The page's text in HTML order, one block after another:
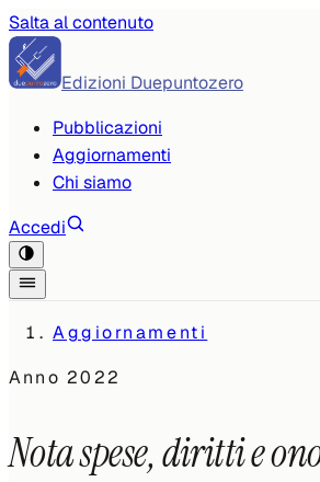
Salta al contenuto
Edizioni Duepuntozero
Pubblicazioni
Aggiornamenti
Chi siamo
Accedi
Aggiornamenti
Anno2022
Nota spese, diritti e